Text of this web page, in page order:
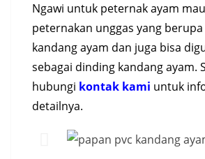
Ngawi untuk peternak ayam
peternakan unggas yang
kandang ayam dan juga bisa
sebagai dinding kandang ayam.
hubungi kontak kami untuk
detailnya.